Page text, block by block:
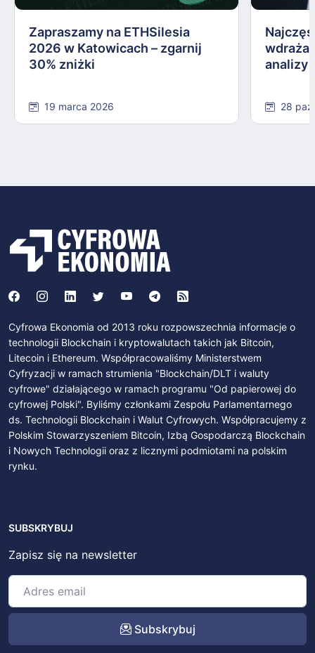
Zapraszamy na ETHSilesia
2026 w Katowicach – zgarnij
30% zniżki
19 marca 2026
analizy
28
Cyfrowa Ekonomia od 2013 roku rozpowszechnia informacje o
technologii Blockchain i kryptowalutach takich jak Bitcoin,
Litecoin i Ethereum. Współpracowaliśmy Ministerstwem
Cyfryzacji w ramach strumienia "Blockchain/DLT i waluty
cyfrowe" działającego w ramach programu "Od papierowej do
cyfrowej Polski". Byliśmy członkami Zespołu Parlamentarnego
ds. Technologii Blockchain i Walut Cyfrowych. Współpracujemy z
Polskim Stowarzyszeniem Bitcoin, Izbą Gospodarczą Blockchain
i Nowych Technologii oraz z licznymi podmiotami na polskim
rynku.
SUBSKRYBUJ
Zapisz się na newsletter
Subskrybuj